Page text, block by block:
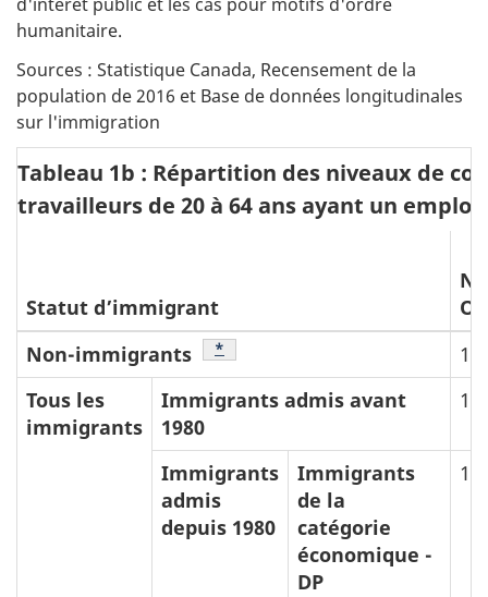
a
d
e
p
a
g
humanitaire.
Sources : Statistique Canada, Recensement de la
population de 2016 et Base de données longitudinales
sur l'immigration
Tableau 1b : Répartition des niveaux de
travailleurs de 20 à 64 ans ayant un
Statut d’immigrant
O
Non-immigrants
Note de bas de page
*
Tous les
immigrants
Immigrants admis avant
1980
Immigrants
admis
depuis 1980
Immigrants
de la
catégorie
économique -
DP